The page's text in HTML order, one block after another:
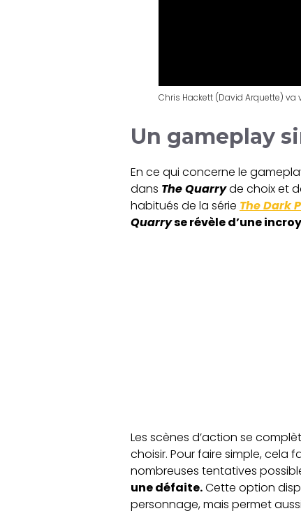
Chris Hackett (David Arquette)
Un gameplay
En ce qui concerne le
dans The Quarryde choix et
habitués de la série The Dark
Quarryse révèle d’une
Les scènes d’action se
choisir. Pour faire simple, cela
nombreuses tentatives
une défaite.Cette option
personnage, mais permet